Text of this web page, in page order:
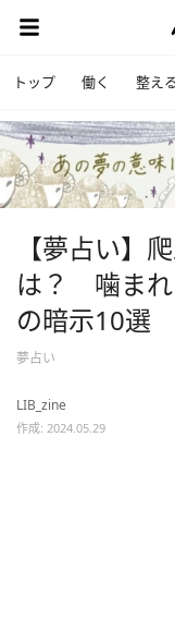
トップ 働く 整える
【夢占い】
は？ 噛まれ
の暗示10選
夢占い
LIB_zine
作成: 2024.05.29